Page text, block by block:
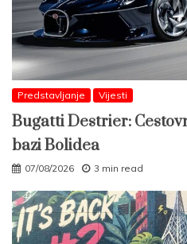
Predstavljanje Vijesti
Bugatti Destrier:
bazi Bolidea
07/08/2026 3 min read